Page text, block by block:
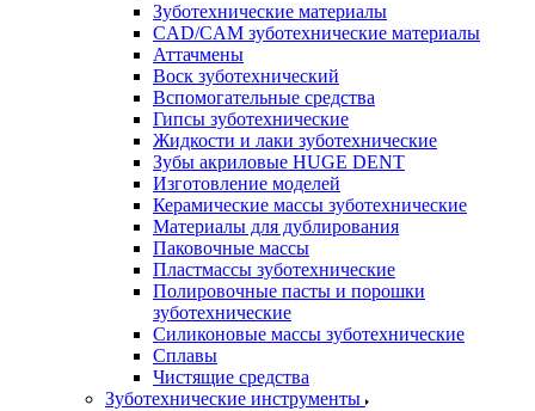
Зуботехнические материалы
CAD/CAM зуботехнические материалы
Аттачмены
Воск зуботехнический
Вспомогательные средства
Гипсы зуботехнические
Жидкости и лаки зуботехнические
Зубы акриловые HUGE DENT
Изготовление моделей
Керамические массы зуботехнические
Материалы для дублирования
Паковочные массы
Пластмассы зуботехнические
Полировочные пасты и порошки
зуботехнические
Силиконовые массы зуботехнические
Сплавы
Чистящие средства
Зуботехнические инструменты